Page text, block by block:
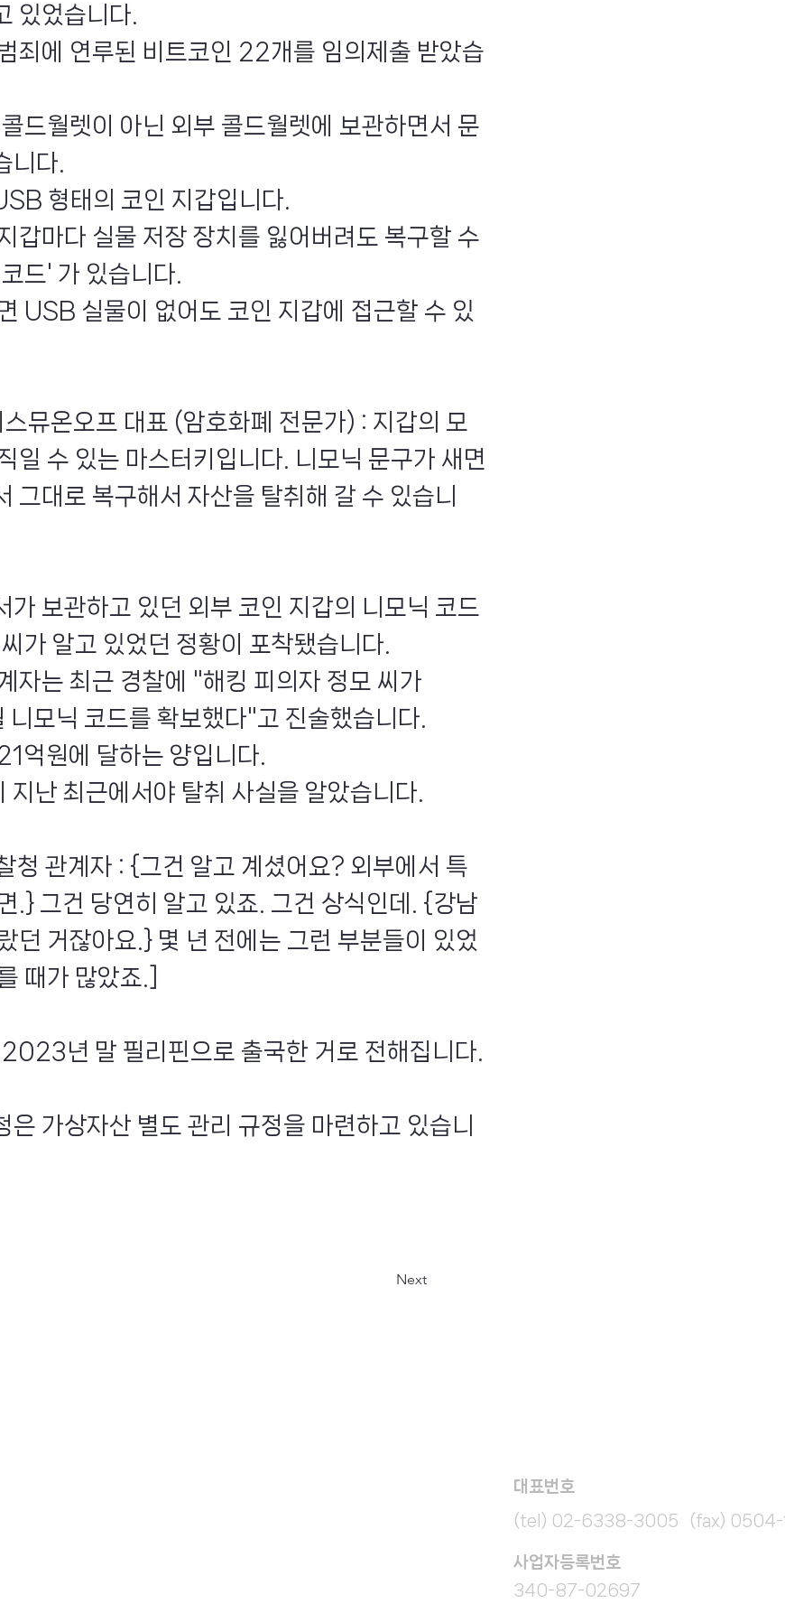
있었습니다.
죄에 연루된 비트코인 22개를 임의제출 받았습
드월렛이 아닌 외부 콜드월렛에 보관하면서 문
니다.
형태의 코인 지갑입니다.
갑마다 실물 저장 장치를 잃어버려도 복구할 수
드' 가 있습니다.
USB 실물이 없어도 코인 지갑에 접근할 수 있
뮤온오프 대표 (암호화폐 전문가) : 지갑의 모
일 수 있는 마스터키입니다. 니모닉 문구가 새면
그대로 복구해서 자산을 탈취해 갈 수 있습니
가 보관하고 있던 외부 코인 지갑의 니모닉 코드
가 알고 있었던 정황이 포착됐습니다.
자는 최근 경찰에 "해킹 피의자 정모 씨가
모닉 코드를 확보했다"고 진술했습니다.
억원에 달하는 양입니다.
지난 최근에서야 탈취 사실을 알았습니다.
청 관계자 : {그건 알고 계셨어요? 외부에서 특
.} 그건 당연히 알고 있죠. 그건 상식인데. {강남
던 거잖아요.} 몇 년 전에는 그런 부분들이 있었
때가 많았죠.]
년 말 필리핀으로 출국한 거로 전해집니다.
은 가상자산 별도 관리 규정을 마련하고 있습니
Next
대표번호
(tel) 02-6338-3005 (fax) 0504-
​사업자등록번호
340-87-02697